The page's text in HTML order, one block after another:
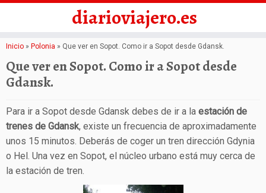
Saltar
contenido
diarioviajero.es
Inicio » Polonia » Que ver en Sopot. Como ir a Sopot desde Gdansk.
Que ver en Sopot. Como ir a Sopot desde
Gdansk.
Para ir a Sopot desde Gdansk debes de ir a la estación de
trenes de Gdansk, existe un frecuencia de aproximadamente
unos 15 minutos. Deberás de coger un tren dirección Gdynia
o Hel. Una vez en Sopot, el núcleo urbano está muy cerca de
la estación de tren.